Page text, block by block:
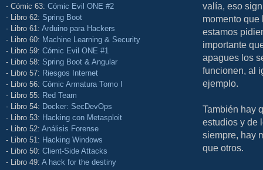
- Cómic 63: Cómic Evil ONE #2
- Libro 62: Spring Boot
- Libro 61: Arduino para Hackers
- Libro 60: Machine Learning & Security
- Libro 59: Cómic Evil ONE #1
- Libro 58: Spring Boot & Angular
- Libro 57: Riesgos Internet
- Libro 56: Cómic Armatura Tomo I
- Libro 55: Red Team
- Libro 54: Docker: SecDevOps
- Libro 53: Hacking con Metasploit
- Libro 52: Análisis Forense
- Libro 51: Hacking Windows
- Libro 50: Client-Side Attacks
- Libro 49: A hack for the destiny
valía, eso
momento
estamos
importante
apagues los
funcionen, al
ejemplo.
También hay
estudios y de
siempre, hay
que otros.